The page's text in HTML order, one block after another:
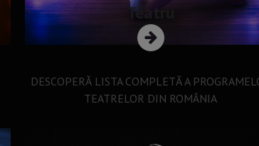
Teatru
DESCOPERĂ LISTA COMPLETĂ A
TEATRELOR DIN ROMÂNIA